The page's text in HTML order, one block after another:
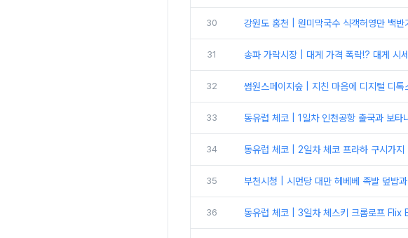
30 강원도 홍천 | 원미막국수 식객허영만 백반
31 송파 가락시장 | 대게 가격 폭락!? 대게 시
32 썸원스페이지숲 | 지친 마음에 디지털 디
33 동유럽 체코 | 1일차 인천공항 출국과 보
34 동유럽 체코 | 2일차 체코 프라하 구시가
35 부천시청 | 시먼당 대만 헤베베 족발 덮밥
36 동유럽 체코 | 3일차 체스키 크롬로프